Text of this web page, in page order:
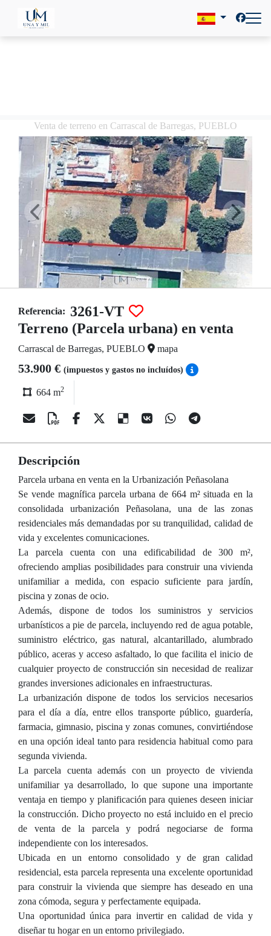
Venta de terreno en Carrascal de Barregas, PUEBLO
Referencia: 3261-VT
Terreno (Parcela urbana) en venta
Carrascal de Barregas, PUEBLO mapa
53.900 € (impuestos y gastos no incluídos)
664 m2
Descripción
Parcela urbana en venta en la Urbanización Peñasolana
Se vende magnífica parcela urbana de 664 m² situada en la
consolidada urbanización Peñasolana, una de las zonas
residenciales más demandadas por su tranquilidad, calidad de
vida y excelentes comunicaciones.
La parcela cuenta con una edificabilidad de 300 m²,
ofreciendo amplias posibilidades para construir una vivienda
unifamiliar a medida, con espacio suficiente para jardín,
piscina y zonas de ocio.
Además, dispone de todos los suministros y servicios
urbanísticos a pie de parcela, incluyendo red de agua potable,
suministro eléctrico, gas natural, alcantarillado, alumbrado
público, aceras y acceso asfaltado, lo que facilita el inicio de
cualquier proyecto de construcción sin necesidad de realizar
grandes inversiones adicionales en infraestructuras.
La urbanización dispone de todos los servicios necesarios
para el día a día, entre ellos transporte público, guardería,
farmacia, gimnasio, piscina y zonas comunes, convirtiéndose
en una opción ideal tanto para residencia habitual como para
segunda vivienda.
La parcela cuenta además con un proyecto de vivienda
unifamiliar ya desarrollado, lo que supone una importante
ventaja en tiempo y planificación para quienes deseen iniciar
la construcción. Dicho proyecto no está incluido en el precio
de venta de la parcela y podrá negociarse de forma
independiente con los interesados.
Ubicada en un entorno consolidado y de gran calidad
residencial, esta parcela representa una excelente oportunidad
para construir la vivienda que siempre has deseado en una
zona cómoda, segura y perfectamente equipada.
Una oportunidad única para invertir en calidad de vida y
diseñar tu hogar en un entorno privilegiado.